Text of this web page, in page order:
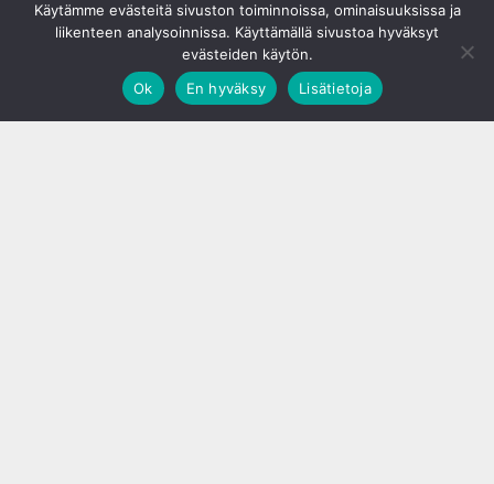
Käytämme evästeitä sivuston toiminnoissa, ominaisuuksissa ja
liikenteen analysoinnissa. Käyttämällä sivustoa hyväksyt
evästeiden käytön.
Ok
En hyväksy Lisätietoja